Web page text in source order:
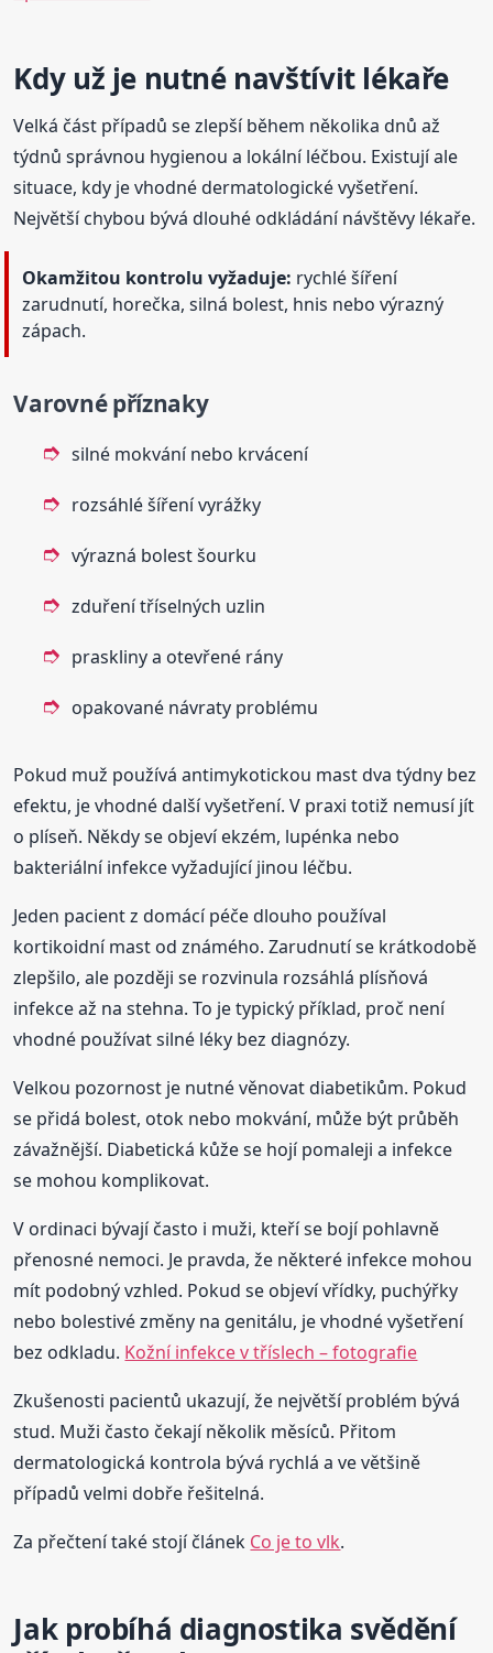
Kdy už je nutné navštívit lékaře
Velká část případů se zlepší během několika dnů až
týdnů správnou hygienou a lokální léčbou. Existují ale
situace, kdy je vhodné dermatologické vyšetření.
Největší chybou bývá dlouhé odkládání návštěvy lékaře.
Okamžitou kontrolu vyžaduje: rychlé šíření
zarudnutí, horečka, silná bolest, hnis nebo výrazný
zápach.
Varovné příznaky
silné mokvání nebo krvácení
rozsáhlé šíření vyrážky
výrazná bolest šourku
zduření tříselných uzlin
praskliny a otevřené rány
opakované návraty problému
Pokud muž používá antimykotickou mast dva týdny bez
efektu, je vhodné další vyšetření. V praxi totiž nemusí jít
o plíseň. Někdy se objeví ekzém, lupénka nebo
bakteriální infekce vyžadující jinou léčbu.
Jeden pacient z domácí péče dlouho používal
kortikoidní mast od známého. Zarudnutí se krátkodobě
zlepšilo, ale později se rozvinula rozsáhlá plísňová
infekce až na stehna. To je typický příklad, proč není
vhodné používat silné léky bez diagnózy.
Velkou pozornost je nutné věnovat diabetikům. Pokud
se přidá bolest, otok nebo mokvání, může být průběh
závažnější. Diabetická kůže se hojí pomaleji a infekce
se mohou komplikovat.
V ordinaci bývají často i muži, kteří se bojí pohlavně
přenosné nemoci. Je pravda, že některé infekce mohou
mít podobný vzhled. Pokud se objeví vřídky, puchýřky
nebo bolestivé změny na genitálu, je vhodné vyšetření
bez odkladu. Kožní infekce v tříslech – fotografie
Zkušenosti pacientů ukazují, že největší problém bývá
stud. Muži často čekají několik měsíců. Přitom
dermatologická kontrola bývá rychlá a ve většině
případů velmi dobře řešitelná.
Za přečtení také stojí článek Co je to vlk.
Jak probíhá diagnostika svědění